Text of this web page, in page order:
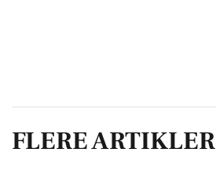
FLERE ARTIKLER